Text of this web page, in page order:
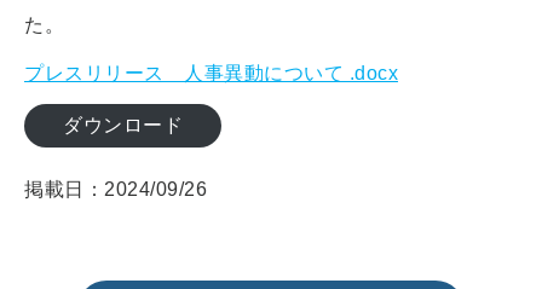
た。
プレスリリース 人事異動について .docx
ダウンロード
掲載日：2024/09/26